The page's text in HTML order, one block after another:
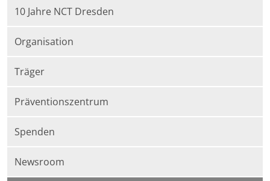
10 Jahre NCT Dresden
Organisation
Träger
Präventionszentrum
Spenden
Newsroom